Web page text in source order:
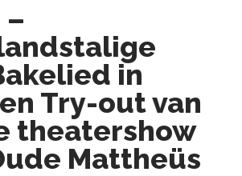
–
in
Try-out van
theatershow
Mattheüs